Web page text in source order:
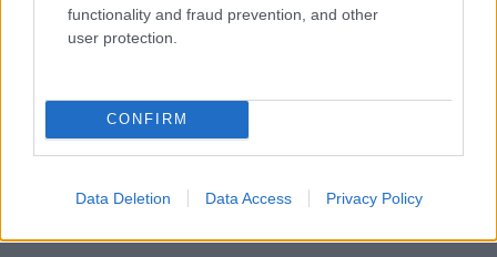
functionality and fraud prevention, and other
user protection.
CONFIRM
Data Deletion Data Access Privacy Policy
στις φανταστικές μεζονέτες τουΜαινάδες
μεζονέτα 4 ατόμων). Στο σούπερ low budget
δίκλινο).